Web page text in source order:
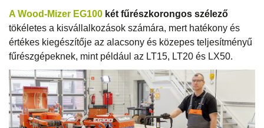
A Wood-Mizer EG100 két fűrészkorongos szélező
tökéletes a kisvállalkozások számára, mert hatékony és
értékes kiegészítője az alacsony és közepes teljesítményű
fűrészgépeknek, mint például az LT15, LT20 és LX50.